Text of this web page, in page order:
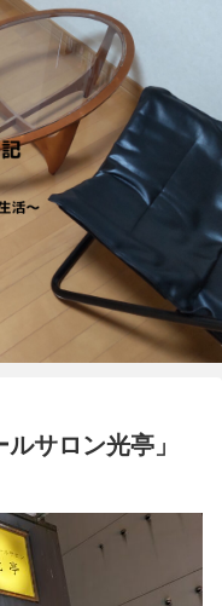
サロン光亭」